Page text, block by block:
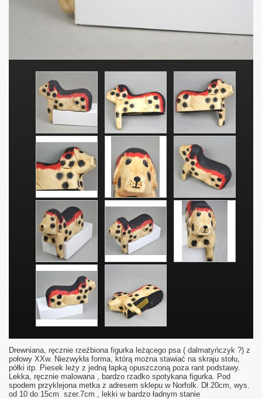
Drewniana, ręcznie rzeźbiona figurka leżącego psa ( dalmatyńczyk ?) z
połowy XXw. Niezwykła forma, którą można stawiać na skraju stołu,
półki itp. Piesek leży z jedną łapką opuszczoną poza rant podstawy.
Lekka, ręcznie malowana , bardzo rzadko spotykana figurka. Pod
spodem przyklejona metka z adresem sklepu w Norfolk. Dł.20cm, wys.
od 10 do 15cm szer.7cm , lekki w bardzo ładnym stanie